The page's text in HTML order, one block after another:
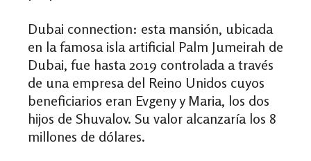
Dubai connection: esta mansión, ubicada
en la famosa isla artificial Palm Jumeirah de
Dubai, fue hasta 2019 controlada a través
de una empresa del Reino Unidos cuyos
beneficiarios eran Evgeny y Maria, los dos
hijos de Shuvalov. Su valor alcanzaría los 8
millones de dólares.